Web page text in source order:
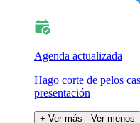
Agenda actualizada
Hago corte de pelos
presentación
+ Ver más - Ver menos